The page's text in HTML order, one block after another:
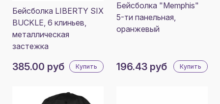
Бейсболка LIBERTY SIX
BUCKLE, 6 клиньев,
металлическая
застежка
385.00 руб Купить
Бейсболка "Memphis"
5-ти панельная,
оранжевый
196.43 руб Купить